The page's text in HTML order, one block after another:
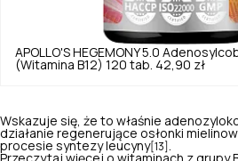
APOLLO'S HEGEMONY 5.0
(Witamina B12) 120 tab. 42,90 zł
Wskazuje się, że to właśnie
działanie regenerujące osłonki
procesie syntezy leucyny[13]